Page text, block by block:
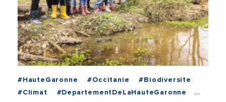
#HauteGaronne #Occitanie
#Biodiversite
#Climat
#DepartementDeLaHauteGaronne